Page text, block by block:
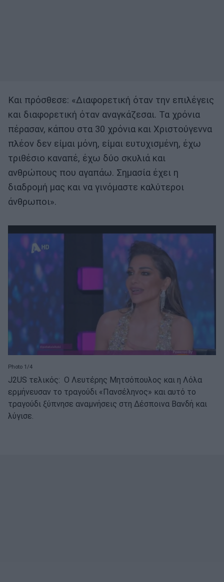
Και πρόσθεσε: «Διαφορετική όταν την επιλέγεις
και διαφορετική όταν αναγκάζεσαι. Τα χρόνια
πέρασαν, κάπου στα 30 χρόνια και Χριστούγεννα
πλέον δεν είμαι μόνη, είμαι ευτυχισμένη, έχω
τριθέσιο καναπέ, έχω δύο σκυλιά και
ανθρώπους που αγαπάω. Σημασία έχει η
διαδρομή μας και να γινόμαστε καλύτεροι
άνθρωποι».
Photo 1/4
J2US τελικός: Ο Λευτέρης Μητσόπουλος και η Λόλα
ερμήνευσαν το τραγούδι «Πανσέληνος» και αυτό το
τραγούδι ξύπνησε αναμνήσεις στη Δέσποινα Βανδή και
λύγισε.